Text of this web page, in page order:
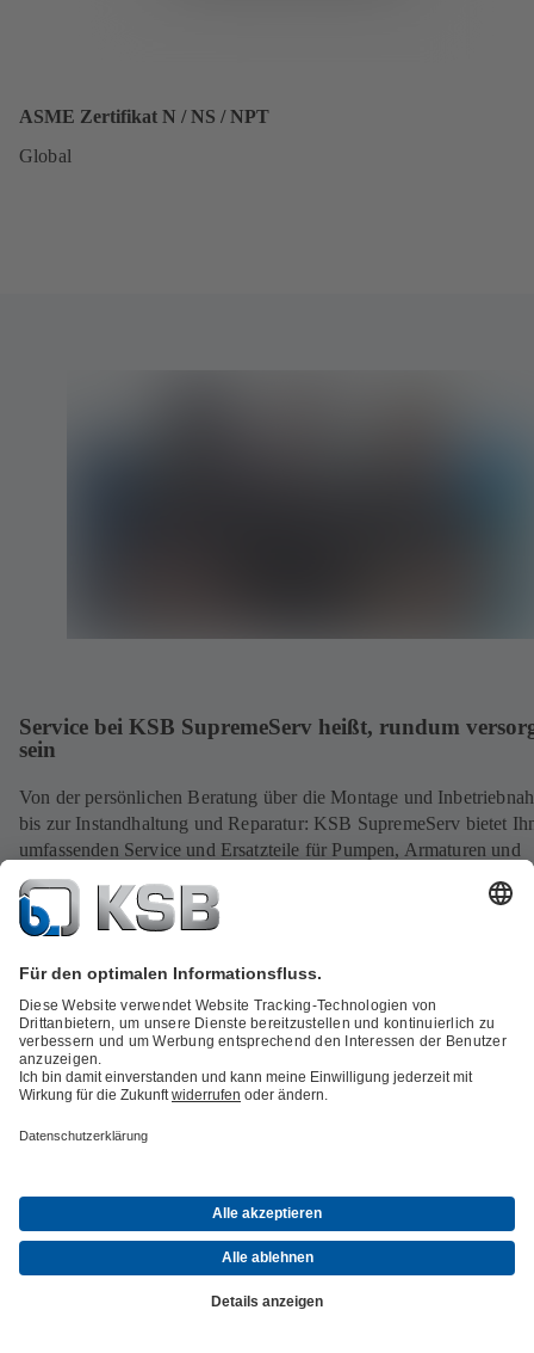
ASME Zertifikat N / NS / NPT
Global
Service bei KSB SupremeServ heißt, rundum
sein
Von der persönlichen Beratung über die Montage und
bis zur Instandhaltung und Reparatur: KSB SupremeServ bietet
umfassenden Service und Ersatzteile für Pumpen, Armaturen und
weiteres Equipment – auch für die Produkte anderer Hersteller.
3.500 Spezialisten in über 190 Service-Centern weltweit sind rund
die Uhr, sieben Tage die Woche für Sie erreichbar. Konzentrieren
Zu allen Service-Angeboten